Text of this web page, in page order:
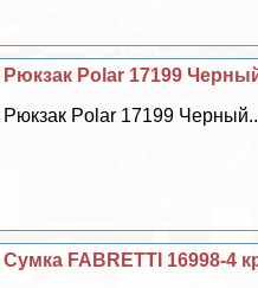
Рюкзак Polar 17199
Рюкзак Polar 17199
Сумка FABRETTI 16998-4